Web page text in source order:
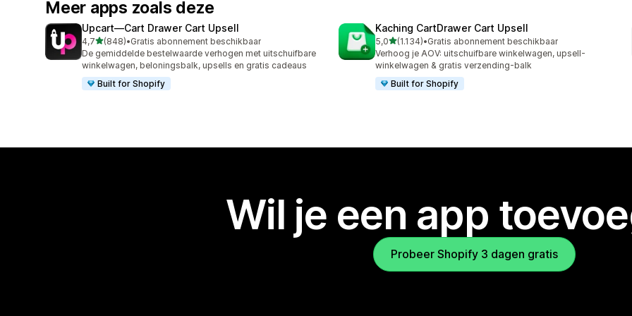
Meer apps zoals deze
Upcart—Cart Drawer Cart Upsell
4,7van 5 sterren
(848)
848 recensies in totaal
•Gratis abonnement beschikbaar
De gemiddelde bestelwaarde verhogen met uitschuifbare
winkelwagen, beloningsbalk, upsells en gratis cadeaus
Built for Shopify
Kaching CartDrawer Cart Upsell
5,0van 5 sterren
(1.134)
1134 recensies in totaal
•Gratis abonnement beschikbaar
Verhoog je AOV: uitschuifbare winkelwagen, upsell-
winkelwagen & gratis verzending-balk
Built for Shopify
Wil je een app
Probeer Shopify 3 dagen gratis